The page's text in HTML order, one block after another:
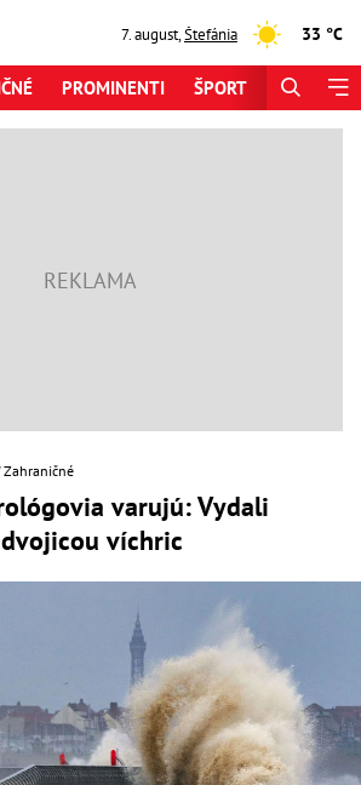
7. august,Štefánia 33 °C
PROMINENTI ŠPORT
Zahraničné
varujú: Vydali
víchric